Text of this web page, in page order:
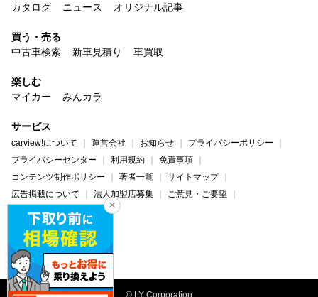
カタログ
ニュース オリジナル記事
買う・売る
中古車検索
新車見積り 車買取
楽しむ
マイカー
みんカラ
サービス
carview!について 運営会社 お知らせ
プライバシーポリシー
プライバシーセンター
利用規約
免責事項
コンテンツ制作ポリシー
著者一覧
サイトマップ
広告掲載について
法人加盟店募集
ご意見・ご要望
ヘルプ・お問い合わせ
carview! Yahoo! JAPAN
© LY Corporation